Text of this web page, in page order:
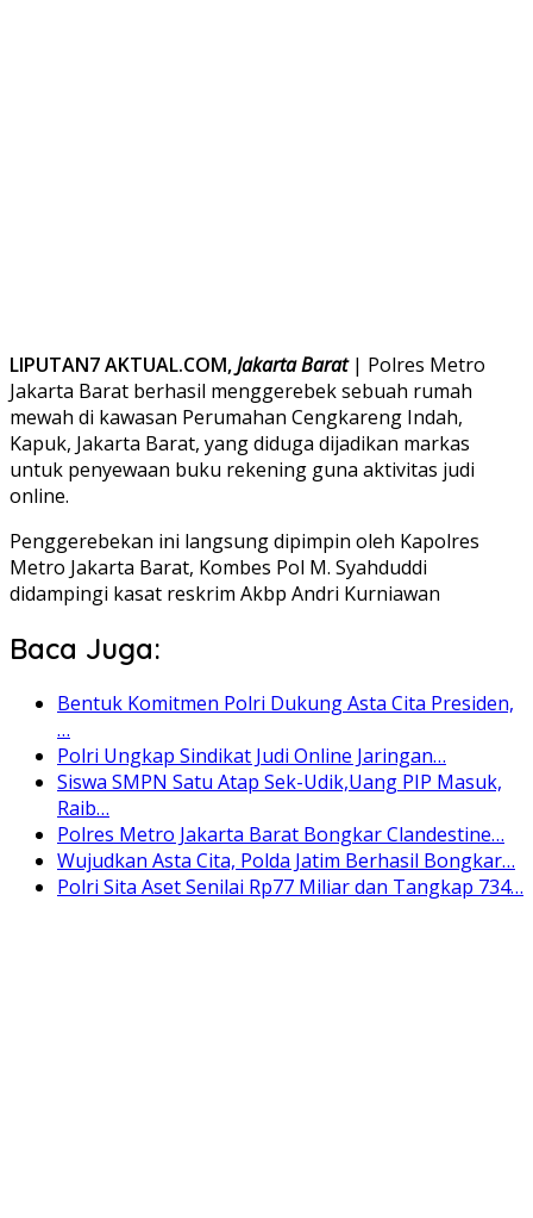
LIPUTAN7 AKTUAL.COM,Jakarta Barat| Polres Metro
Jakarta Barat berhasil menggerebek sebuah rumah
mewah di kawasan Perumahan Cengkareng Indah,
Kapuk, Jakarta Barat, yang diduga dijadikan markas
untuk penyewaan buku rekening guna aktivitas judi
online.
Penggerebekan ini langsung dipimpin oleh Kapolres
Metro Jakarta Barat, Kombes Pol M. Syahduddi
didampingi kasat reskrim Akbp Andri Kurniawan
Baca Juga:
Bentuk Komitmen Polri Dukung Asta Cita Presiden,
…
Polri Ungkap Sindikat Judi Online Jaringan…
Siswa SMPN Satu Atap Sek-Udik,Uang PIP Masuk,
Raib…
Polres Metro Jakarta Barat Bongkar Clandestine…
Wujudkan Asta Cita, Polda Jatim Berhasil Bongkar…
Polri Sita Aset Senilai Rp77 Miliar dan Tangkap 734…